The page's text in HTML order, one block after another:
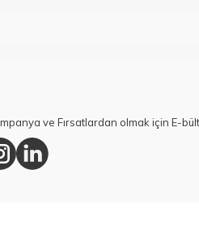
ve Fırsatlardan olmak için E-